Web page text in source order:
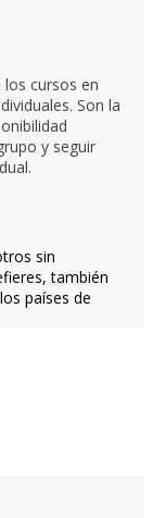
cursos en
Son la
y seguir
sin
también
países de